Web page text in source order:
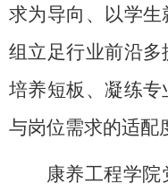
求为导向、以学
组立足行业前沿
培养短板、凝练
与岗位需求的适配
康养工程学